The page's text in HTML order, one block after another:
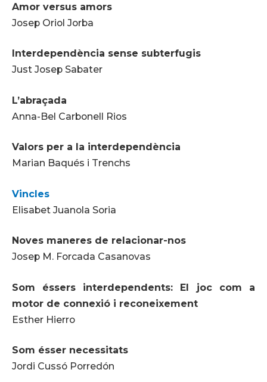
Amor versus amors
Josep Oriol Jorba
Interdependència sense subterfugis
Just Josep Sabater
L’abraçada
Anna-Bel Carbonell Rios
Valors per a la interdependència
Marian Baqués i Trenchs
Vincles
Elisabet Juanola Soria
Noves maneres de relacionar-nos
Josep M. Forcada Casanovas
Som éssers interdependents: El joc com a
motor de connexió i reconeixement
Esther Hierro
Som ésser necessitats
Jordi Cussó Porredón